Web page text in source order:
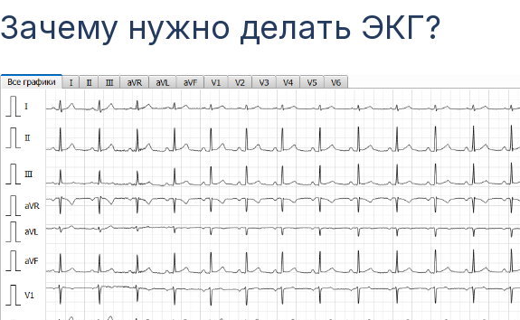
Зачему нужно делать ЭКГ?